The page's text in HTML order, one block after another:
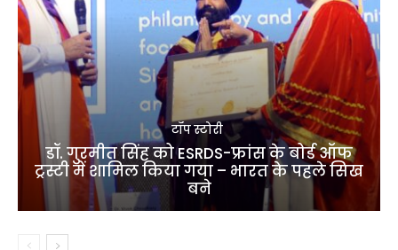
टॉप स्टोरी
डॉ. गुरमीत सिंह को ESRDS-फ्रांस के बोर्ड ऑफ
ट्रस्टी में शामिल किया गया – भारत के पहले सिख
बने